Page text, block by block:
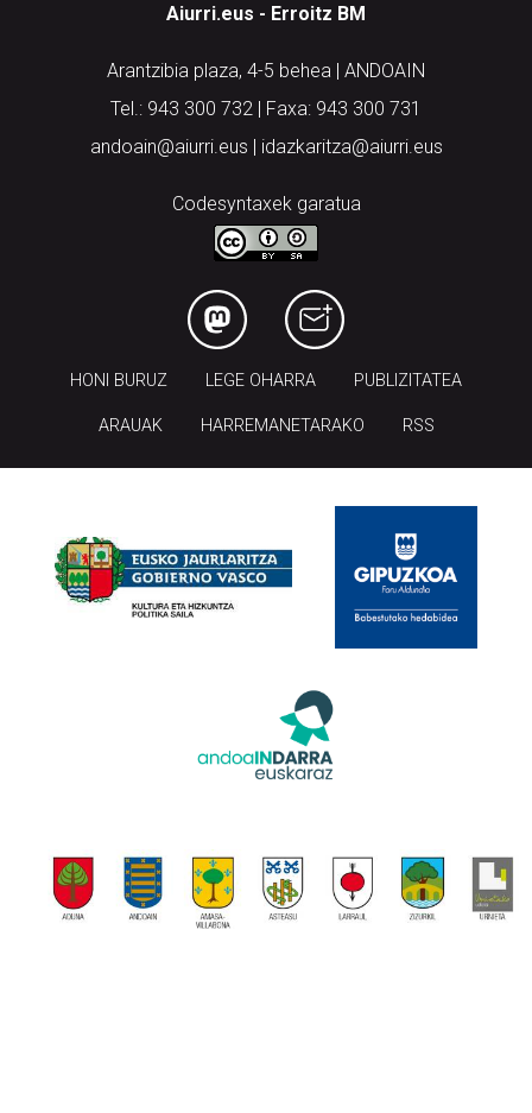
Aiurri.eus - Erroitz BM
Arantzibia plaza, 4-5 behea | ANDOAIN
Tel.: 943 300 732 | Faxa: 943 300 731
andoain@aiurri.eus | idazkaritza@aiurri.eus
Codesyntaxek garatua
HONI BURUZ LEGE OHARRA PUBLIZITATEA
ARAUAK HARREMANETARAKO RSS